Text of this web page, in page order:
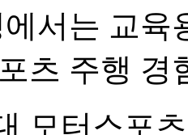
서는 교육
츠 주행 경
모터스포